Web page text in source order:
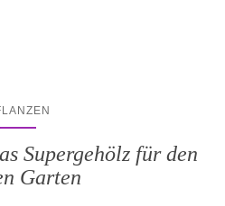
Supergehölz für den
Garten